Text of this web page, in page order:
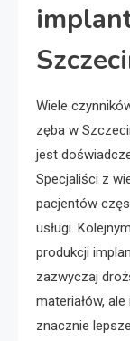
Wiele
zęba w
jest
Specjaliści z
pacjentów
usługi.
produkcji
zazwyczaj
materiałów,
znacznie